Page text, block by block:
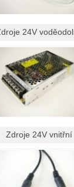
24V
Zdroje 24V vnitřní